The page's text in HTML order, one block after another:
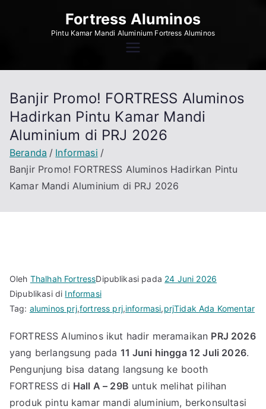
Fortress Aluminos
Pintu Kamar Mandi Aluminium Fortress Aluminos
Banjir Promo! FORTRESS Aluminos
Hadirkan Pintu Kamar Mandi
Aluminium di PRJ 2026
Beranda
Informasi
Banjir Promo! FORTRESS Aluminos Hadirkan Pintu
Kamar Mandi Aluminium di PRJ 2026
Oleh Thalhah FortressDipublikasi pada 24 Juni 2026
Dipublikasi di Informasi
Tag: aluminos prj,fortress prj,informasi,prjTidak Ada Komentar
FORTRESS Aluminos ikut hadir meramaikan PRJ 2026
yang berlangsung pada 11 Juni hingga 12 Juli 2026.
Pengunjung bisa datang langsung ke booth
FORTRESS di Hall A – 29B untuk melihat pilihan
produk pintu kamar mandi aluminium, berkonsultasi